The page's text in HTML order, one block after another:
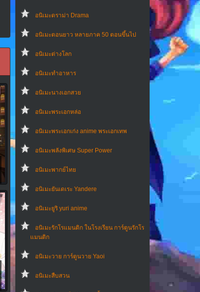
อนิเมะดราม่า Drama
อนิเมะตอนยาว หลายภาค 50 ตอนขึ้นไป
อนิเมะต่างโลก
อนิเมะทําอาหาร
อนิเมะนางเอกสวย
อนิเมะพระเอกหล่อ
อนิเมะพระเอกเก่ง anime พระเอกเทพ
อนิเมะพลังพิเศษ Super Power
อนิเมะพากย์ไทย
อนิเมะยันเดเระ Yandere
อนิเมะยูริ yuri anime
อนิเมะรักโรแมนติก ในโรงเรียน การ์ตูนรักโร
แมนติก
อนิเมะวาย การ์ตูนวาย Yaoi
อนิเมะสืบสวน